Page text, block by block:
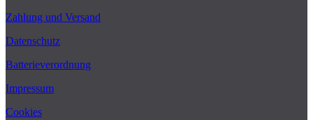
Zahlung und Versand
Datenschutz
Batterieverordnung
Impressum
Cookies